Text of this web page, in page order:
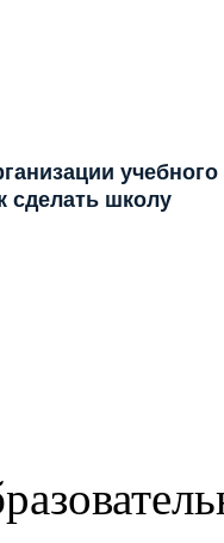
учебного
сделать школу